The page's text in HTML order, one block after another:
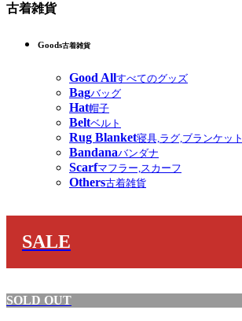
古着雑貨
Goods古着雑貨
Good Allすべてのグッズ
Bagバッグ
Hat帽子
Beltベルト
Rug Blanket寝具,ラグ,ブランケット
Bandanaバンダナ
Scarfマフラー,スカーフ
Others古着雑貨
SALE
SOLD OUT